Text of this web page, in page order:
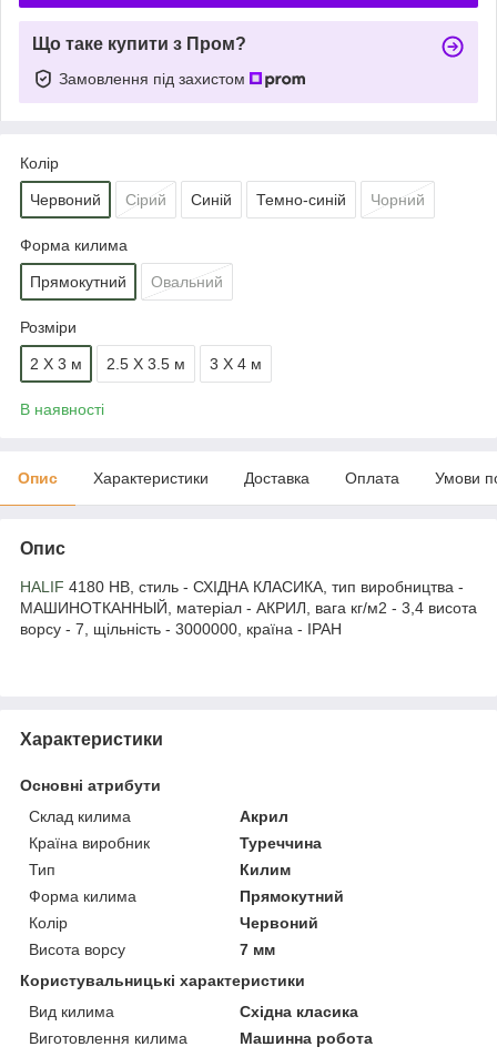
Що таке купити з Пром?
Замовлення під захистом
Колір
Червоний Сірий Синій Темно-синій Чорний
Форма килима
Прямокутний Овальний
Розміри
2 Х 3 м 2.5 Х 3.5 м 3 Х 4 м
В наявності
Опис Характеристики Доставка Оплата Умови
Опис
HALIF 4180 HB, стиль - СХІДНА КЛАСИКА, тип виробництва -
МАШИНОТКАННЫЙ, матеріал - АКРИЛ, вага кг/м2 - 3,4 висота
ворсу - 7, щільність - 3000000, країна - ІРАН
Характеристики
Основні атрибути
Склад килима
Акрил
Країна виробник
Туреччина
Тип
Килим
Форма килима
Прямокутний
Колір
Червоний
Висота ворсу
7 мм
Користувальницькі характеристики
Вид килима
Східна класика
Виготовлення килима
Машинна робота